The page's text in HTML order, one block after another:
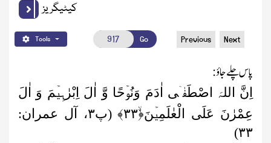
کیٹیگریز
Tools Go Previous Next
پاس چلے جاؤ:
اِنَّ اللہَ اصْطَفٰۤی اٰدَمَ وَنُوۡحًا وَّ اٰلَ اِبْرٰہِیۡمَ وَ اٰلَ
عِمْرٰنَ عَلَی الْعٰلَمِیۡنَ﴿ۙ۳۳﴾ (پ۳، آل عمران:
۳۳)